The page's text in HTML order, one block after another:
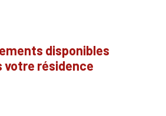
disponibles
votre résidence